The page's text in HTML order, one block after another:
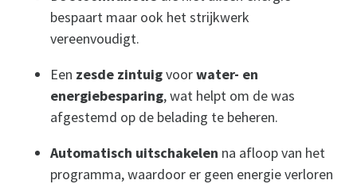
bespaart maar ook het strijkwerk
vereenvoudigt.
Een zesde zintuigvoorwater- en
energiebesparing, wat helpt om de was
afgestemd op de belading te beheren.
Automatisch uitschakelen na afloop van het
programma, waardoor er geen energie verloren